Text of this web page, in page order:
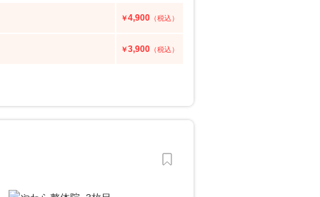
￥4,900 （税込）
￥3,900 （税込）